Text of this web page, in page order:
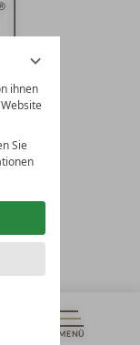
ihnen
Sie
MENÜ
1